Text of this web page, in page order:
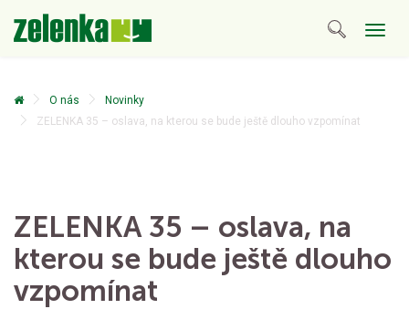
O nás
Novinky
ZELENKA 35 – oslava, na kterou se bude ještě dlouho vzpomínat
ZELENKA 35 – oslava, na
kterou se bude ještě dlouho
vzpomínat